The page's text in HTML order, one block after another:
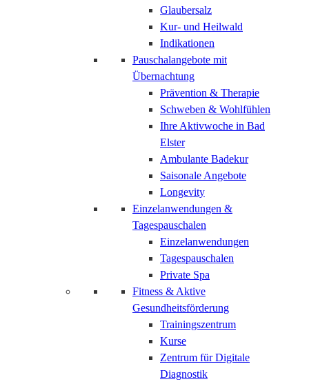
Glaubersalz
Kur- und Heilwald
Indikationen
Pauschalangebote mit
Übernachtung
Prävention & Therapie
Schweben & Wohlfühlen
Ihre Aktivwoche in Bad
Elster
Ambulante Badekur
Saisonale Angebote
Longevity
Einzelanwendungen &
Tagespauschalen
Einzelanwendungen
Tagespauschalen
Private Spa
Fitness & Aktive
Gesundheitsförderung
Trainingszentrum
Kurse
Zentrum für Digitale
Diagnostik